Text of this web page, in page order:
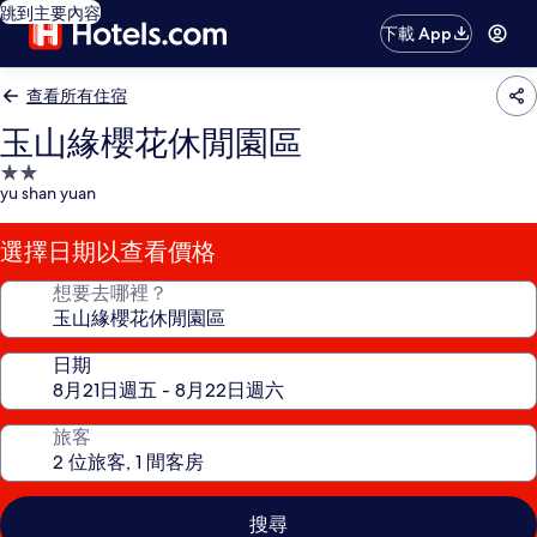
跳到主要內容
下載 App
查看所有住宿
玉山緣櫻花休閒園區
2.0
星
級
住
宿
yu shan yuan
選擇日期以查看價格
想要去哪裡？
日期
旅客
搜尋